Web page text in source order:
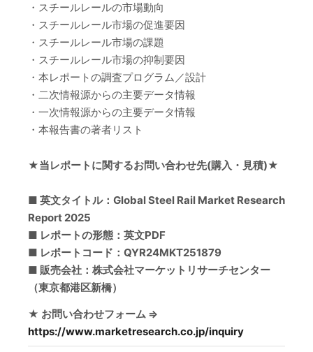
・スチールレールの市場動向
・スチールレール市場の促進要因
・スチールレール市場の課題
・スチールレール市場の抑制要因
・本レポートの調査プログラム／設計
・二次情報源からの主要データ情報
・一次情報源からの主要データ情報
・本報告書の著者リスト
★当レポートに関するお問い合わせ先(購入・見積)★
■ 英文タイトル：Global Steel Rail Market Research
Report 2025
■ レポートの形態：英文PDF
■ レポートコード：QYR24MKT251879
■ 販売会社：株式会社マーケットリサーチセンター
（東京都港区新橋）
★ お問い合わせフォーム ⇒
https://www.marketresearch.co.jp/inquiry